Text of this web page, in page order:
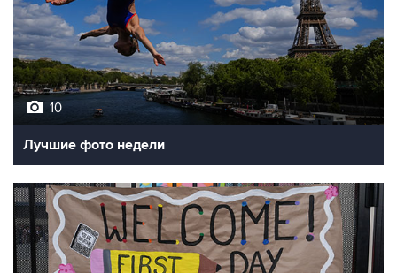
10
Лучшие фото недели